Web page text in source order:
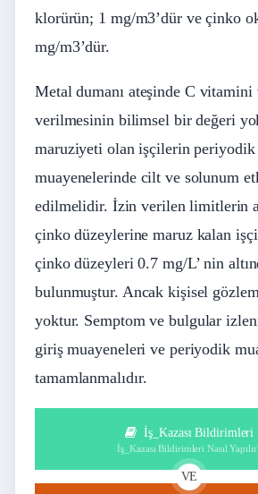
klorürün; 1 mg/m3’dür ve çinko
mg/m3’dür.
Metal dumanı ateşinde C vitamini
verilmesinin bilimsel bir değeri
maruziyeti olan işçilerin periyodik
muayenelerinde cilt ve solunum
edilmelidir. İzin verilen limitlerin
çinko düzeylerine maruz kalan
çinko düzeyleri 0.7 mg/L’ nin
bulunmuştur. Ancak kişisel
yoktur. Semptom ve bulgular
giriş muayeneleri ve periyodik
tamamlanmalıdır.
İş_Kazası Bildirimleri
İş_Kazası Bildirimleri Nasıl
VE